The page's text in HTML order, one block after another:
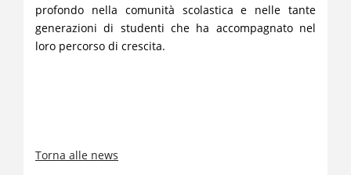
profondo nella comunità scolastica e nelle tante
generazioni di studenti che ha accompagnato nel
loro percorso di crescita.
Torna alle news